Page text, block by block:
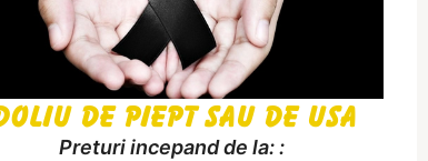
de piept sau de usa
Preturi incepand de la: :